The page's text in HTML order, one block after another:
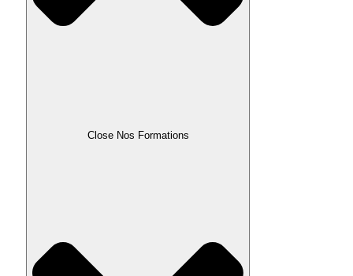
Close Nos Formations